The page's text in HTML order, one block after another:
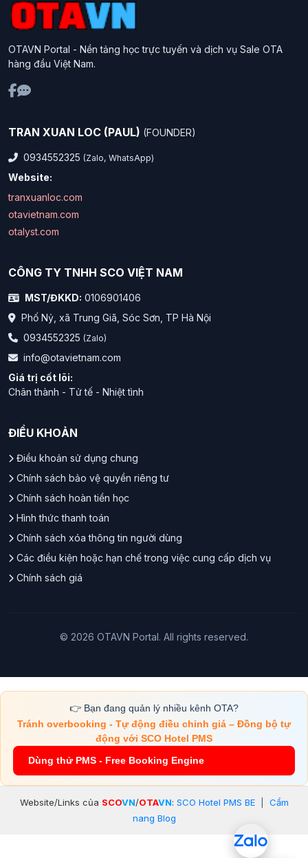
OTAVN Portal - Nền tảng học trực tuyến và dịch vụ Sale OTA
hàng đầu Việt Nam.
TRAN XUAN LOC (PAUL) (FOUNDER)
0934552325 (Zalo, WhatsApp)
Website:
tranxuanloc.com
otavietnam.com
otalyst.com
CÔNG TY TNHH SCO VIỆT NAM
MST/ĐKKD: 0106901406
Phố Nỷ, xã Trung Giã, Sóc Sơn, TP Hà Nội
0934552325 (Zalo)
info@otavietnam.com
Giá trị cốt lõi:
Chân thành - Tử tế - Nhiệt tình
ĐIỀU KHOẢN
Điều khoản sử dụng chung
Chính sách bảo vệ quyền riêng tư
Chính sách hoàn tiền học
Hình thức thanh toán
Chính sách xóa thông tin người dùng
Các điều kiện hoặc hạn chế trong việc cung cấp dịch vụ
Chính sách giá
© 2026 OTAVN Portal. All rights reserved.
👉 Bạn đang quản lý nhiều kênh OTA?
Tránh overbooking - Tự động điều chỉnh giá – Đồng bộ tự
động với SCO Hotel PMS
Dùng thử PMS - Free Booking Engine
Website/Links của SCOVN/OTAVN: SCO Hotel PMS BE
Cẩm
nang Blog